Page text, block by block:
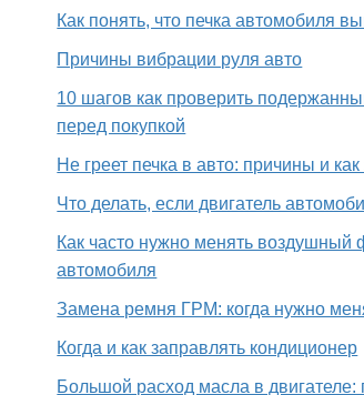
Как понять, что печка автомобиля
Причины вибрации руля авто
10 шагов как проверить
перед покупкой
Не греет печка в авто: причины и
Что делать, если двигатель
Как часто нужно менять воздушный
автомобиля
Замена ремня ГРМ: когда нужно
Когда и как заправлять кондиционер
Большой расход масла в двигателе: